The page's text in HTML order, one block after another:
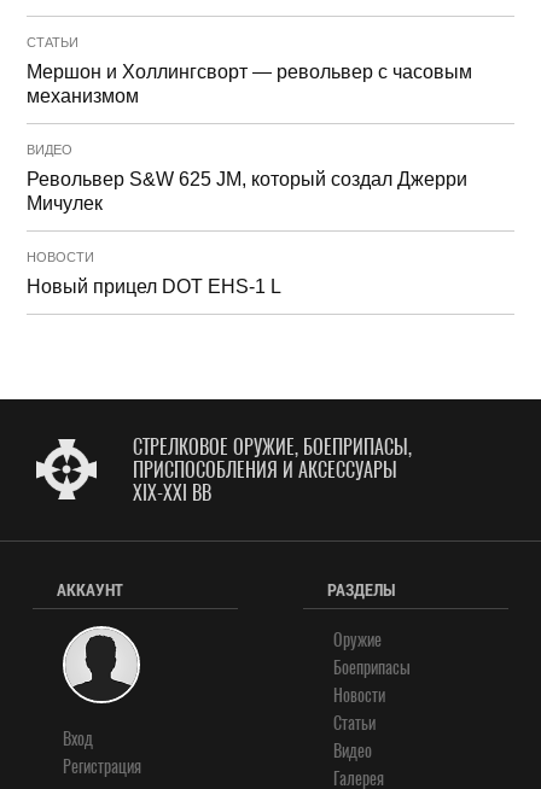
СТАТЬИ
Мершон и Холлингсворт — револьвер с часовым
механизмом
ВИДЕО
Револьвер S&W 625 JM, который создал Джерри
Мичулек
НОВОСТИ
Новый прицел DOT EHS-1 L
СТРЕЛКОВОЕ ОРУЖИЕ, БОЕПРИПАСЫ,
ПРИСПОСОБЛЕНИЯ И АКСЕССУАРЫ
XIX-XXI ВВ
АККАУНТ
Вход
Регистрация
РАЗДЕЛЫ
Оружие
Боеприпасы
Новости
Статьи
Видео
Галерея